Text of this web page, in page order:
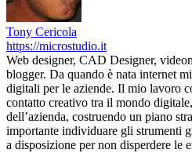
Tony Cericola
https://microstudio.it
Web designer, CAD Designer,
blogger. Da quando è nata internet
digitali per le aziende. Il mio lavoro
contatto creativo tra il mondo
dell’azienda, costruendo un piano
importante individuare gli strumenti
a disposizione per non disperdere le